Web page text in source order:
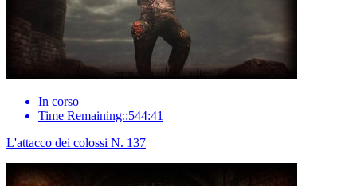
In corso
Time Remaining::544:41
L'attacco dei colossi N. 137